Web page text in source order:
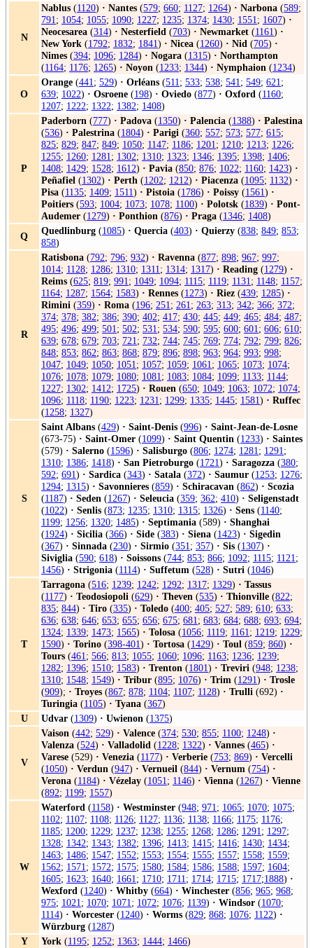
N
Nablus (1120) · Nantes (579; 660; 1127; 1264) · Narbona (589;
791; 1054; 1055; 1090; 1227; 1235; 1374; 1430; 1551; 1607) ·
Neocesarea (314) · Nesterfield (703) · Newmarket (1161) ·
New York (1792; 1832; 1841) · Nicea (1260) · Nid (705) ·
Nimes (394; 1096; 1284) · Nogara (1315) · Northampton
(1164; 1176; 1265) · Noyon (1233; 1344) · Nymphaion (1234)
O
Orange (441; 529) · Orléans (511; 533; 538; 541; 549; 621;
639; 1022) · Osroene (198) · Oviedo (877) · Oxford (1160;
1207; 1222; 1322; 1382; 1408)
P
Paderborn (777) · Padova (1350) · Palencia (1388) · Palestina
(536) · Palestrina (1804) · Parigi (360; 557; 573; 577; 615;
825; 829; 847; 849; 1050; 1147; 1186; 1201; 1210; 1213; 1226;
1255; 1260; 1281; 1302; 1310; 1323; 1346; 1395; 1398; 1406;
1408; 1429; 1528; 1612) · Pavia (850; 876; 1022; 1160; 1423) ·
Peñafiel (1302) · Perth (1202; 1212) · Piacenza (1095; 1132) ·
Pisa (1135; 1409; 1511) · Pistoia (1786) · Poissy (1561) ·
Poitiers (593; 1004; 1073; 1078; 1100) · Polotsk (1839) · Pont-
Audemer (1279) · Ponthion (876) · Praga (1346; 1408)
Q
Quedlinburg (1085) · Quercia (403) · Quierzy (838; 849; 853;
858)
R
Ratisbona (792; 796; 932) · Ravenna (877; 898; 967; 997;
1014; 1128; 1286; 1310; 1311; 1314; 1317) · Reading (1279) ·
Reims (625; 819; 991; 1049; 1094; 1115; 1119; 1131; 1148; 1157;
1164; 1287; 1564; 1583) · Rennes (1273) · Riez (439; 1285) ·
Rimini (359) · Roma (196; 251; 261; 263; 313; 342; 366; 372;
374; 378; 382; 386; 390; 402; 417; 430; 445; 449; 465; 484; 487;
495; 496; 499; 501; 502; 531; 534; 590; 595; 600; 601; 606; 610;
639; 678; 679; 703; 721; 732; 744; 745; 769; 774; 792; 799; 826;
848; 853; 862; 863; 868; 879; 896; 898; 963; 964; 993; 998;
1047; 1049; 1050; 1051; 1057; 1059; 1061; 1065; 1073; 1074;
1076; 1078; 1079; 1080; 1081; 1083; 1084; 1099; 1133; 1144;
1227; 1302; 1412; 1725) · Rouen (650; 1049; 1063; 1072; 1074;
1096; 1118; 1190; 1223; 1231; 1299; 1335; 1445; 1581) · Ruffec
(1258; 1327)
S
Saint Albans (429) · Saint-Denis (996) · Saint-Jean-de-Losne
(673-75) · Saint-Omer (1099) · Saint Quentin (1233) · Saintes
(579) · Salerno (1596) · Salisburgo (806; 1274; 1281; 1291;
1310; 1386; 1418) · San Pietroburgo (1721) · Saragozza (380;
592; 691) · Sardica (343) · Satala (372) · Saumur (1253; 1276;
1294; 1315) · Savonnieres (859) · Schiracavan (862) · Scozia
(1187) · Seden (1267) · Seleucia (359; 362; 410) · Seligenstadt
(1022) · Senlis (873; 1235; 1310; 1315; 1326) · Sens (1140;
1199; 1256; 1320; 1485) · Septimania (589) · Shanghai
(1924) · Sicilia (366) · Side (383) · Siena (1423) · Sigedin
(367) · Sinnada (230) · Sirmio (351; 357) · Sis (1307) ·
Siviglia (590; 618) · Soissons (744; 853; 866; 1092; 1115; 1121;
1456) · Strigonia (1114) · Suffetum (528) · Sutri (1046)
T
Tarragona (516; 1239; 1242; 1292; 1317; 1329) · Tassus
(1177) · Teodosiopoli (629) · Theven (535) · Thionville (822;
835; 844) · Tiro (335) · Toledo (400; 405; 527; 589; 610; 633;
636; 638; 646; 653; 655; 656; 675; 681; 683; 684; 688; 693; 694;
1324; 1339; 1473; 1565) · Tolosa (1056; 1119; 1161; 1219; 1229;
1590) · Torino (398-401) · Tortosa (1429) · Toul (859; 860) ·
Tours (461; 566; 813; 1055; 1060; 1096; 1163; 1236; 1239;
1282; 1396; 1510; 1583) · Trenton (1801) · Treviri (948; 1238;
1310; 1548; 1549) · Tribur (895; 1076) · Trim (1291) · Trosle
(909); · Troyes (867; 878; 1104; 1107; 1128) · Trulli (692) ·
Turingia (1105) · Tyana (367)
U
Udvar (1309) · Uwienon (1375)
V
Vaison (442; 529) · Valence (374; 530; 855; 1100; 1248) ·
Valenza (524) · Valladolid (1228; 1322) · Vannes (465) ·
Varese (529) · Venezia (1177) · Verberie (753; 869) · Vercelli
(1050) · Verdun (947) · Vernueil (844) · Vernum (754) ·
Verona (1184) · Vézelay (1051; 1146) · Vienna (1267) · Vienne
(892; 1199; 1557)
W
Waterford (1158) · Westminster (948; 971; 1065; 1070; 1075;
1102; 1107; 1108; 1126; 1127; 1136; 1138; 1166; 1175; 1176;
1185; 1200; 1229; 1237; 1238; 1255; 1268; 1286; 1291; 1297;
1328; 1342; 1343; 1382; 1396; 1413; 1415; 1416; 1430; 1434;
1463; 1486; 1547; 1552; 1553; 1554; 1555; 1557; 1558; 1559;
1562; 1571; 1572; 1575; 1580; 1584; 1586; 1588; 1597; 1604;
1605; 1623; 1640; 1661; 1710; 1711; 1714; 1715; 1717;1888) ·
Wexford (1240) · Whitby (664) · Winchester (856; 965; 968;
975; 1021; 1070; 1071; 1072; 1076; 1139) · Windsor (1070;
1114) · Worcester (1240) · Worms (829; 868; 1076; 1122) ·
Würzburg (1287)
Y
York (1195; 1252; 1363; 1444; 1466)